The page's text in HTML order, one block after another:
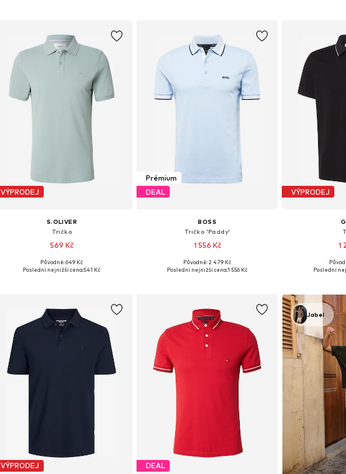
VÝPRODEJ
S.OLIVER
Tričko
569 Kč
+3
Dostupné velikosti: S, M, L, XL, XXL, XXXL
Původně: 649 Kč
Poslední nejnižší cena:541 Kč
Prémium
DEAL
BOSS
Tričko 'Paddy'
1 556 Kč
+15
Dostupné velikosti: S, M, L, XXL, XXXL
Původně: 2 479 Kč
Poslední nejnižší cena:1 556 Kč
VÝPRODEJ
1
Dostupné
Poslední
VÝPRODEJ DEAL
Jabel